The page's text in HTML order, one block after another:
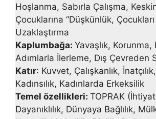
Hoşlanma, Sabır­la Çalışma,
Çocuklarına “Düşkünlük,
Uzaklaştırma
Kaplumbağa: Yavaşlık, Korunma,
Adımlarla İlerleme, Dış Çevreden
Katır: Kuvvet, Çalışkanlık,
Kadınsılık, Kadın­larda Erkeksilik
Temel özellikleri: TOPRAK
Dayanıklılık, Dünyaya Bağlılık,